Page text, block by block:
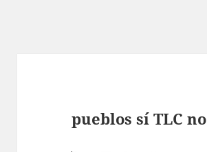
pueblos sí TLC no